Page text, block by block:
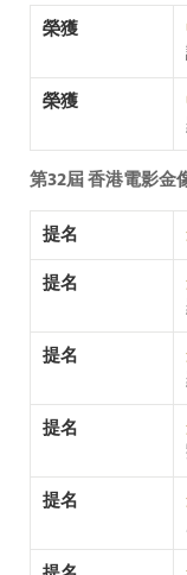
榮獲
榮獲
第32屆 香港電影金
提名
提名
提名
提名
提名